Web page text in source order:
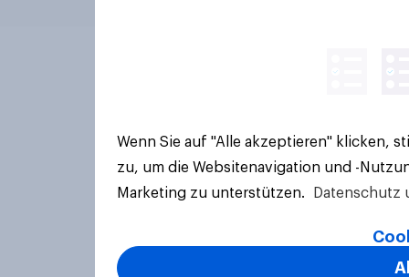
Wenn Sie auf "Alle akzeptieren" klicken,
zu, um die Websitenavigation und -
Marketing zu unterstützen.
Datenschutz